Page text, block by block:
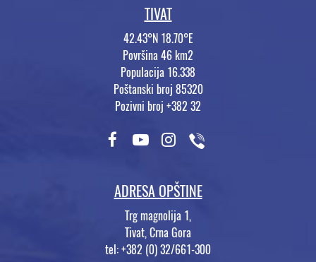
TIVAT
42.43°N 18.70°E
Površina 46 km2
Populacija 16.338
Poštanski broj 85320
Pozivni broj +382 32
ADRESA OPŠTINE
Trg magnolija 1,
Tivat, Crna Gora
tel: +382 (0) 32/661-300